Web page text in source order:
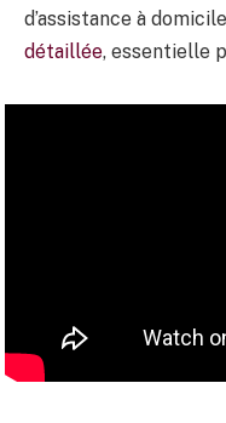
d’assistance à
détaillée, essentielle